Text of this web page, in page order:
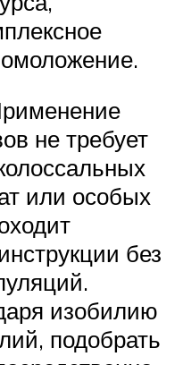
не требует
или особых
без
изобилию
подобрать